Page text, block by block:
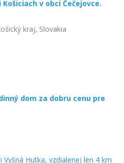
v obci Čečejovce.
kraj, Slovakia
dom za dobru cenu pre